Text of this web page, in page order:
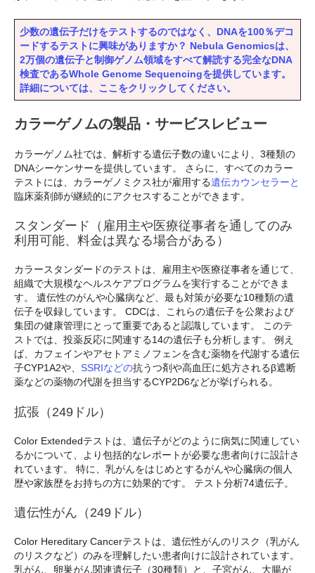
少数の遺伝子だけをテストするのではなく、DNAを100％デコ
ードするテストに興味がありますか？ Nebula Genomicsは、
2万個の遺伝子と制御ゲノム領域をすべて解読する完全なDNA
検査であるWhole Genome Sequencingを提供しています。
詳細については、ここをクリックしてください。
カラーゲノムの製品・サービスレビュー
カラーゲノム社では、解析する遺伝子数の違いにより、3種類の
DNAシーケンサーを提供しています。 さらに、すべてのカラー
テストには、カラーゲノミクス社が雇用する遺伝カウンセラーと
臨床薬剤師が継続的にアクセスすることができます。
スタンダード（雇用主や医療従事者を通してのみ
利用可能、料金は異なる場合がある）
カラースタンダードのテストは、雇用主や医療従事者を通じて、
組織で大規模なヘルスケアプログラムを実行することができま
す。 遺伝性のがんや心臓病など、最も対策が必要な10種類の遺
伝子を収録しています。 CDCは、これらの遺伝子を公衆および
集団の健康管理にとって重要であると認識しています。 このテ
ストでは、投薬反応に関連する14の遺伝子も分析します。 例え
ば、カフェインやアセトアミノフェンを含む薬物を代謝する遺伝
子CYP1A2や、 SSRIなどの抗うつ剤や高血圧に処方されるβ遮断
薬などの薬物の代謝を担当するCYP2D6などが挙げられる。
拡張（249ドル）
Color Extendedテストは、遺伝子がどのように病気に関連してい
るかについて、より包括的なレポートが必要な患者向けに設計さ
れています。 特に、乳がんをはじめとするがんや心臓病の個人
歴や家族歴をお持ちの方に効果的です。 テスト分析74遺伝子。
遺伝性がん（249ドル）
Color Hereditary Cancerテストは、遺伝性がんのリスク（乳がん
のリスクなど）のみを理解したい患者向けに設計されています。
乳がん、卵巣がん関連遺伝子（30種類）と、子宮がん、大腸が